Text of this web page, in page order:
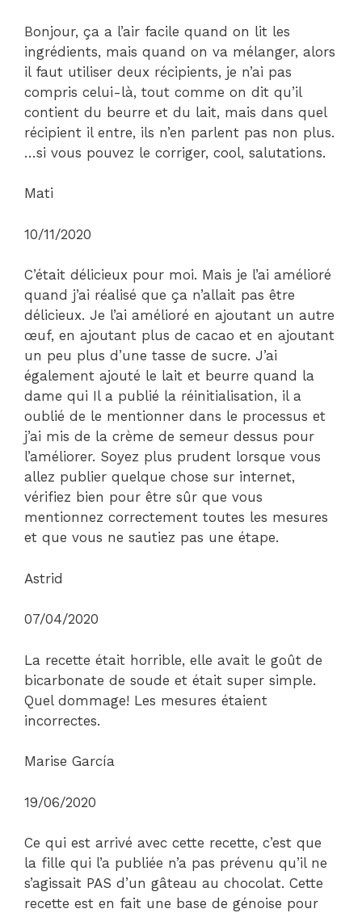
Bonjour, ça a l’air facile quand on lit les
ingrédients, mais quand on va mélanger, alors
il faut utiliser deux récipients, je n’ai pas
compris celui-là, tout comme on dit qu’il
contient du beurre et du lait, mais dans quel
récipient il entre, ils n’en parlent pas non plus.
…si vous pouvez le corriger, cool, salutations.
Mati
10/11/2020
C’était délicieux pour moi. Mais je l’ai amélioré
quand j’ai réalisé que ça n’allait pas être
délicieux. Je l’ai amélioré en ajoutant un autre
œuf, en ajoutant plus de cacao et en ajoutant
un peu plus d’une tasse de sucre. J’ai
également ajouté le lait et beurre quand la
dame qui Il a publié la réinitialisation, il a
oublié de le mentionner dans le processus et
j’ai mis de la crème de semeur dessus pour
l’améliorer. Soyez plus prudent lorsque vous
allez publier quelque chose sur internet,
vérifiez bien pour être sûr que vous
mentionnez correctement toutes les mesures
et que vous ne sautiez pas une étape.
Astrid
07/04/2020
La recette était horrible, elle avait le goût de
bicarbonate de soude et était super simple.
Quel dommage! Les mesures étaient
incorrectes.
Marise García
19/06/2020
Ce qui est arrivé avec cette recette, c’est que
la fille qui l’a publiée n’a pas prévenu qu’il ne
s’agissait PAS d’un gâteau au chocolat. Cette
recette est en fait une base de génoise pour